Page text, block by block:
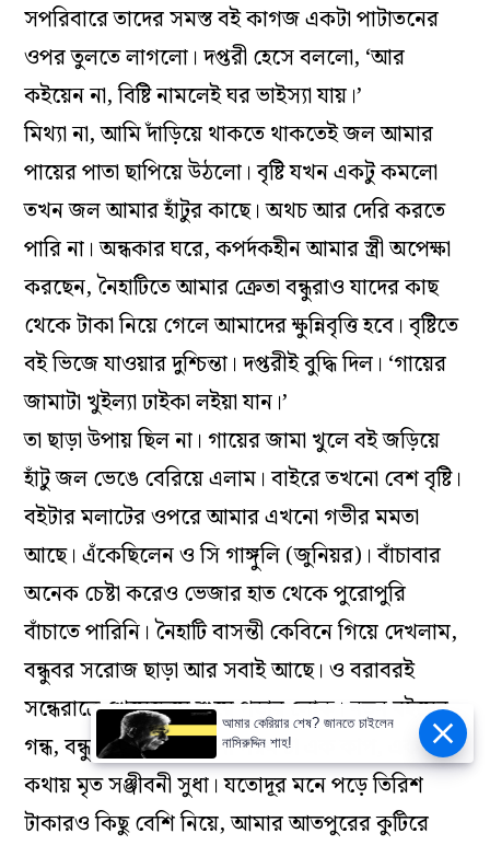
সপরিবারে তাদের সমস্ত বই কাগজ একটা পাটাতনের
ওপর তুলতে লাগলো। দপ্তরী হেসে বললো, ‘আর
কইয়েন না, বিষ্টি নামলেই ঘর ভাইস্যা যায়।’
মিথ্যা না, আমি দাঁড়িয়ে থাকতে থাকতেই জল আমার
পায়ের পাতা ছাপিয়ে উঠলো। বৃষ্টি যখন একটু কমলো
তখন জল আমার হাঁটুর কাছে। অথচ আর দেরি করতে
পারি না। অন্ধকার ঘরে, কপর্দকহীন আমার স্ত্রী অপেক্ষা
করছেন, নৈহাটিতে আমার ক্রেতা বন্ধুরাও যাদের কাছ
থেকে টাকা নিয়ে গেলে আমাদের ক্ষুন্নিবৃত্তি হবে। বৃষ্টিতে
বই ভিজে যাওয়ার দুশ্চিন্তা। দপ্তরীই বুদ্ধি দিল। ‘গায়ের
জামাটা খুইল্যা ঢাইকা লইয়া যান।’
তা ছাড়া উপায় ছিল না। গায়ের জামা খুলে বই জড়িয়ে
হাঁটু জল ভেঙে বেরিয়ে এলাম। বাইরে তখনো বেশ বৃষ্টি।
বইটার মলাটের ওপরে আমার এখনো গভীর মমতা
আছে। এঁকেছিলেন ও সি গাঙ্গুলি (জুনিয়র)। বাঁচাবার
অনেক চেষ্টা করেও ভেজার হাত থেকে পুরোপুরি
বাঁচাতে পারিনি। নৈহাটি বাসন্তী কেবিনে গিয়ে দেখলাম,
বন্ধুবর সরোজ ছাড়া আর সবাই আছে। ও বরাবরই
সন্ধেরাত্রে খেয়েদেয়ে শুয়ে পড়ার লোক। নতুন বইয়ের
গন্ধ, বন্ধুদের উষ্ণ অভ্যর্থনা গরম চা এক কাপ, এক
কথায় মৃত সঞ্জীবনী সুধা। যতোদূর মনে পড়ে তিরিশ
টাকারও কিছু বেশি নিয়ে, আমার আতপুরের কুটিরে
আমার কেরিয়ার শেষ? জানতে চাইলেন
নাসিরুদ্দিন শাহ!